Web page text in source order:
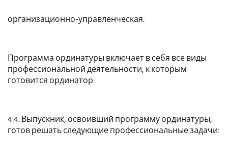
организационно-управленческая.
Программа ординатуры включает в себя все виды
профессиональной деятельности, к которым
готовится ординатор.
4.4. Выпускник, освоивший программу ординатуры,
готов решать следующие профессиональные задачи: